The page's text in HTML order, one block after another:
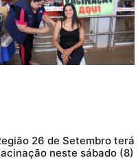
26 de Setembro terá
neste sábado (8)